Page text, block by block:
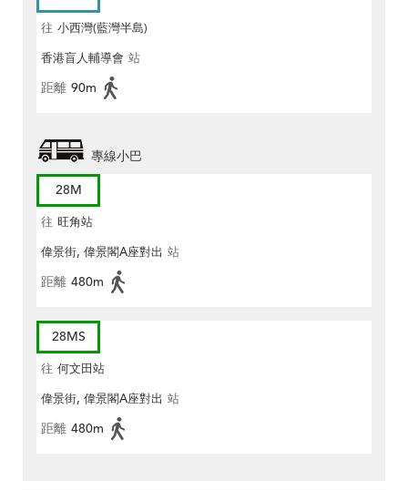
往 小西灣(藍灣半島)
香港盲人輔導會 站
距離 90m
專線小巴
28M
往 旺角站
偉景街, 偉景閣A座對出 站
距離 480m
28MS
往 何文田站
偉景街, 偉景閣A座對出 站
距離 480m